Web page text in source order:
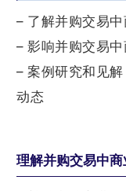
– 了解并购交易
– 影响并购交易
– 案例研究和见
动态
理解并购交易中